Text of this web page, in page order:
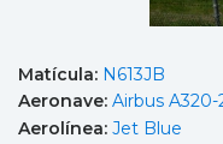
Matícula: N613JB
Aeronave: Airbus A320-
Aerolínea: Jet Blue